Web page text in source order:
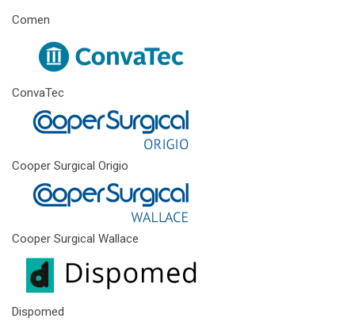
Comen
ConvaTec
Cooper Surgical Origio
Cooper Surgical Wallace
Dispomed